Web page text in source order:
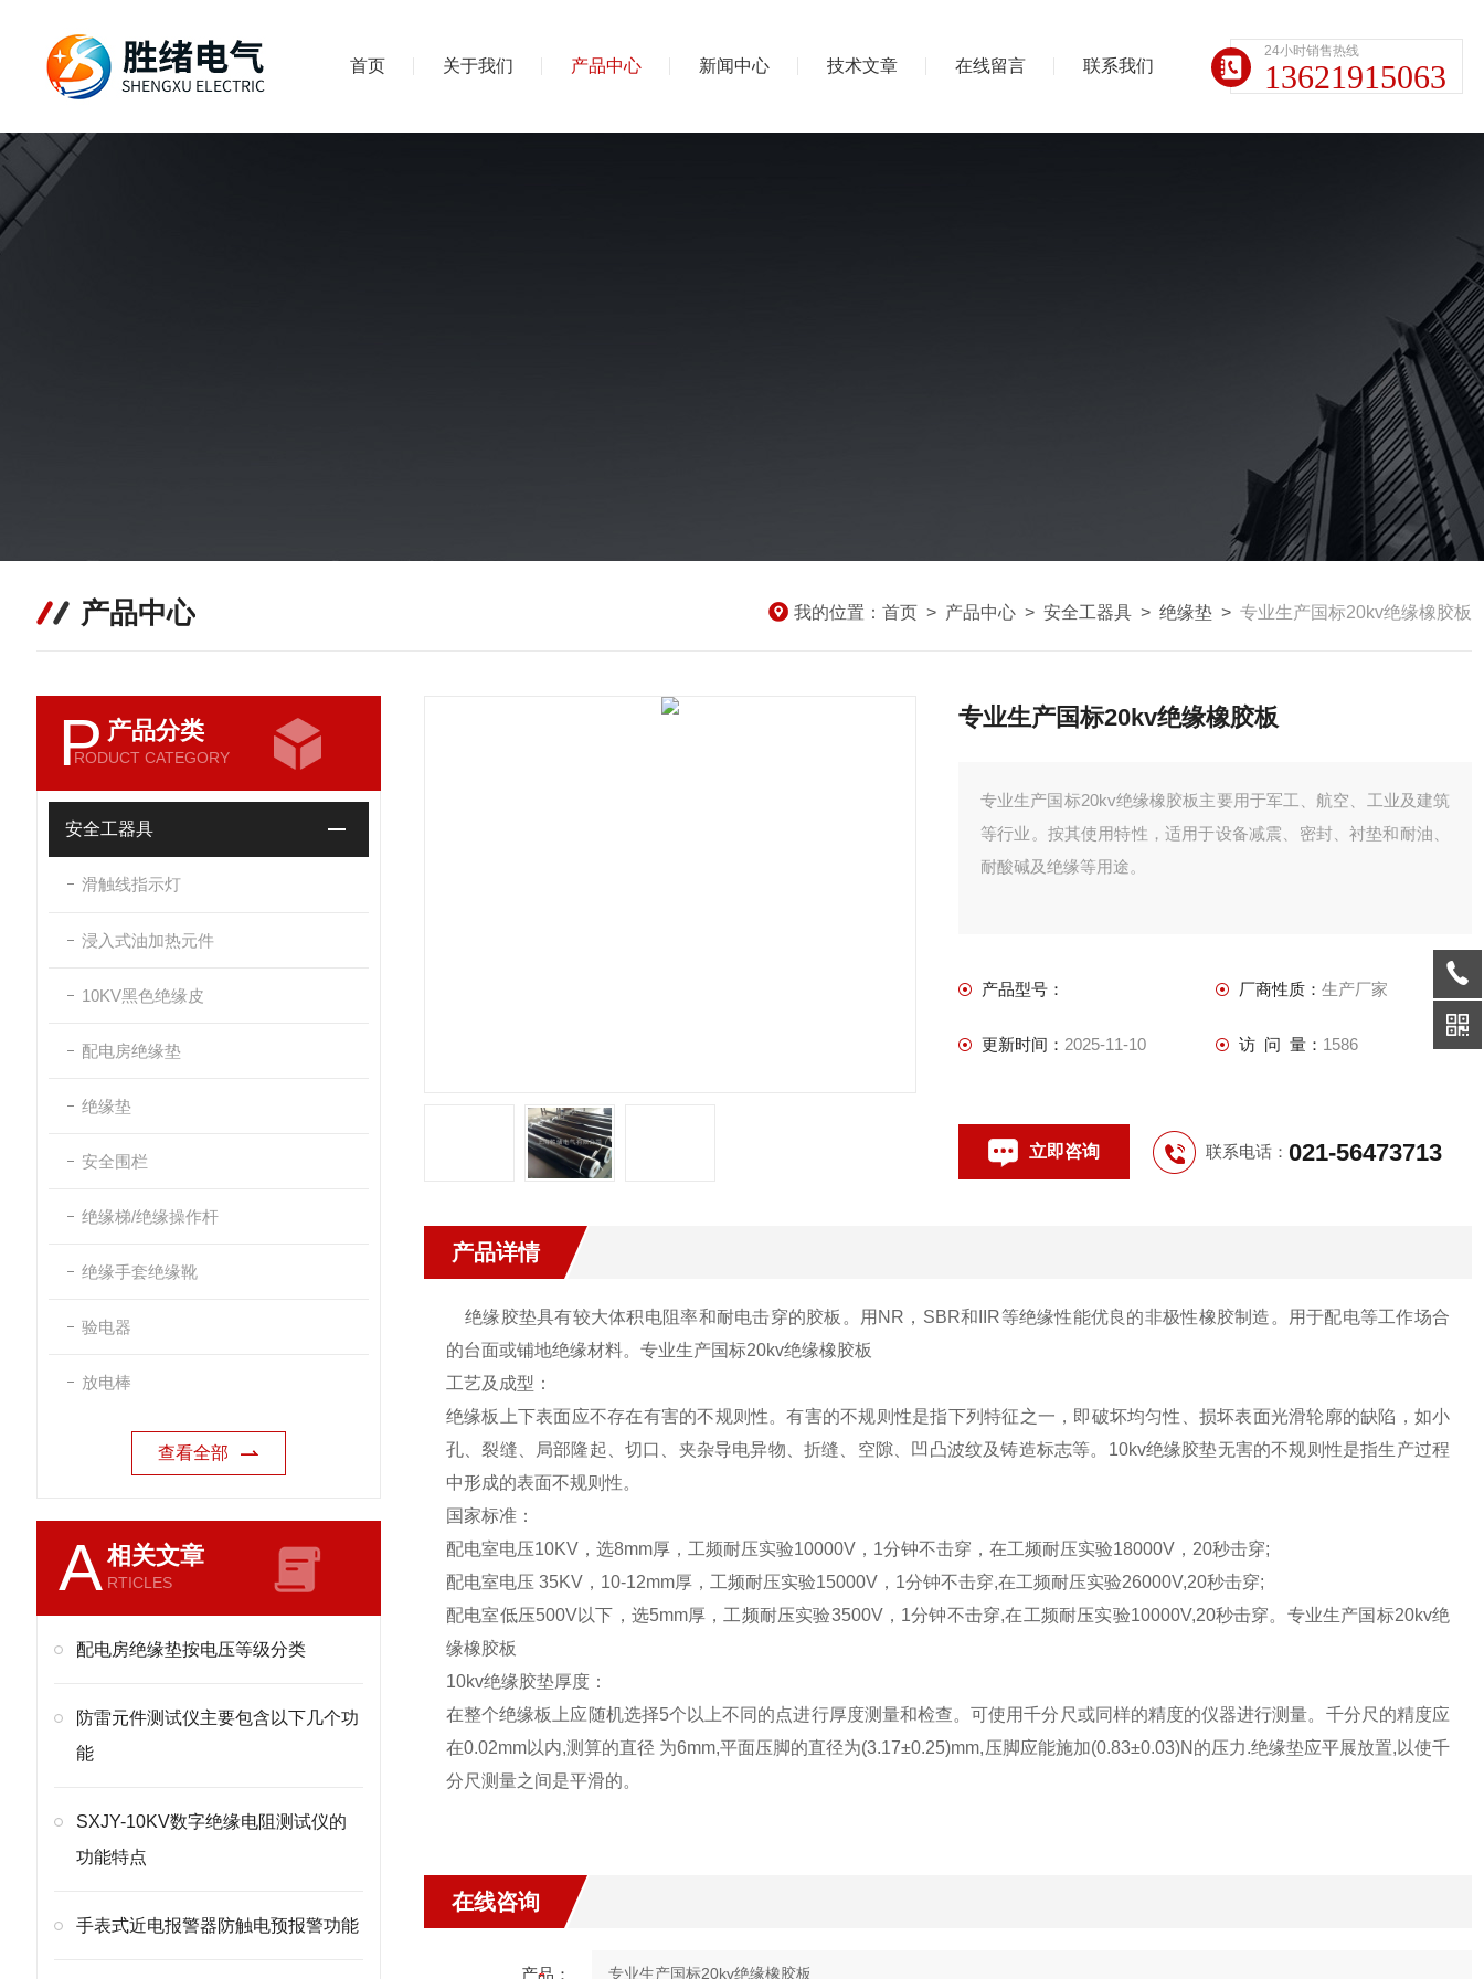
首页 关于我们 产品中心 新闻中心 技术文章 在线留言 联系我们
24小时销售热线
13621915063
产品中心 我的位置： 首页 > 产品中心 > 安全工器具 > 绝缘垫 > 专业生产国标20kv绝缘橡胶板
P 产品分类
RODUCT CATEGORY
安全工器具
滑触线指示灯
浸入式油加热元件
10KV黑色绝缘皮
配电房绝缘垫
绝缘垫
安全围栏
绝缘梯/绝缘操作杆
绝缘手套绝缘靴
验电器
放电棒
查看全部
A相关文章
RTICLES
配电房绝缘垫按电压等级分类
防雷元件测试仪主要包含以下几个功
能
SXJY-10KV数字绝缘电阻测试仪的
功能特点
手表式近电报警器防触电预报警功能
专业生产国标20kv绝缘橡胶板
专业生产国标20kv绝缘橡胶板主要用于军工、航空、工业及建筑
等行业。按其使用特性，适用于设备减震、密封、衬垫和耐油、
耐酸碱及绝缘等用途。
产品型号： 厂商性质： 生产厂家
更新时间： 2025-11-10 访 问 量： 1586
立即咨询 联系电话： 021-56473713
产品详情
绝缘胶垫具有较大体积电阻率和耐电击穿的胶板。用NR，SBR和IIR等绝缘性能优良的非极性橡胶制造。用于配电等工作场合
的台面或铺地绝缘材料。 专业生产国标20kv绝缘橡胶板
工艺及成型：
绝缘板上下表面应不存在有害的不规则性。有害的不规则性是指下列特征之一，即破坏均匀性、损坏表面光滑轮廓的缺陷，如小
孔、裂缝、局部隆起、切口、夹杂导电异物、折缝、空隙、凹凸波纹及铸造标志等。10kv绝缘胶垫无害的不规则性是指生产过程
中形成的表面不规则性。
国家标准：
配电室电压10KV，选8mm厚，工频耐压实验10000V，1分钟不击穿，在工频耐压实验18000V，20秒击穿;
配电室电压 35KV，10-12mm厚，工频耐压实验15000V，1分钟不击穿,在工频耐压实验26000V,20秒击穿;
配电室低压500V以下，选5mm厚，工频耐压实验3500V，1分钟不击穿,在工频耐压实验10000V,20秒击穿。 专业生产国标20kv绝
缘橡胶板
10kv绝缘胶垫厚度：
在整个绝缘板上应随机选择5个以上不同的点进行厚度测量和检查。可使用千分尺或同样的精度的仪器进行测量。千分尺的精度应
在0.02mm以内,测算的直径 为6mm,平面压脚的直径为(3.17±0.25)mm,压脚应能施加(0.83±0.03)N的压力.绝缘垫应平展放置,以使千
分尺测量之间是平滑的。
在线咨询
产品：